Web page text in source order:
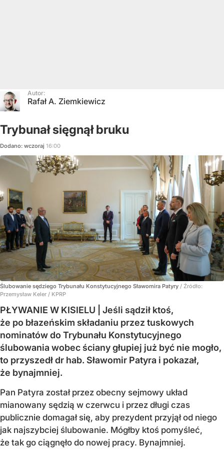
Autor:
Rafał A. Ziemkiewicz
Trybunał sięgnął bruku
Dodano: wczoraj 16:00
Ślubowanie sędziego Trybunału Konstytucyjnego Sławomira Patyry / Źródło:
Przemysław Keler / KPRP
PŁYWANIE W KISIELU | Jeśli sądził ktoś,
że po błazeńskim składaniu przez tuskowych
nominatów do Trybunału Konstytucyjnego
ślubowania wobec ściany głupiej już być nie mogło,
to przyszedł dr hab. Sławomir Patyra i pokazał,
że bynajmniej.
Pan Patyra został przez obecny sejmowy układ
mianowany sędzią w czerwcu i przez długi czas
publicznie domagał się, aby prezydent przyjął od niego
jak najszybciej ślubowanie. Mógłby ktoś pomyśleć,
że tak go ciągnęło do nowej pracy. Bynajmniej.